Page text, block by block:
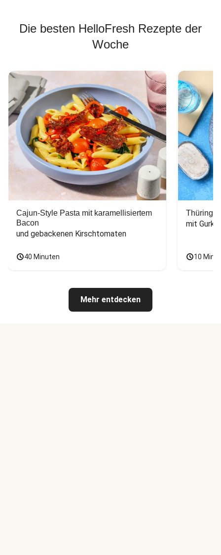
Die besten HelloFresh Rezepte der
Woche
Cajun-Style Pasta mit karamellisiertem
Bacon
und gebackenen Kirschtomaten
40 Minuten
mit
10
Mehr entdecken